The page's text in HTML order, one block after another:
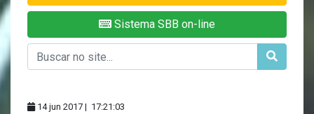
Sistema SBB on-line
14 jun 2017 | 17:21:03